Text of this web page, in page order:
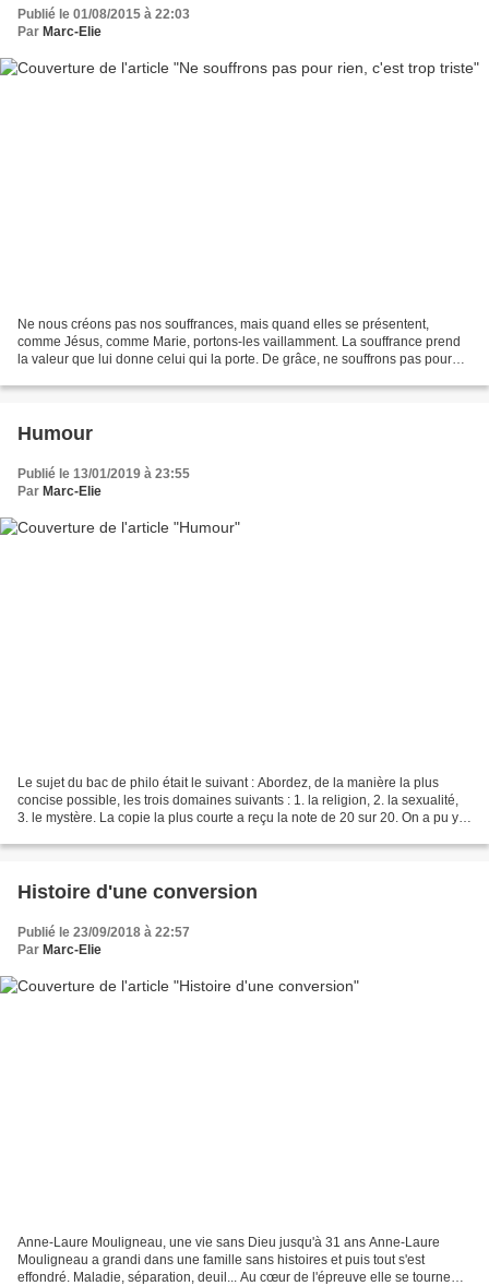
Publié le 01/08/2015 à 22:03
Par Marc-Elie
Ne nous créons pas nos souffrances, mais quand elles se présentent,
comme Jésus, comme Marie, portons-les vaillamment. La souffrance prend
la valeur que lui donne celui qui la porte. De grâce, ne souffrons pas pour
Humour
Publié le 13/01/2019 à 23:55
Par Marc-Elie
Le sujet du bac de philo était le suivant : Abordez, de la manière la plus
concise possible, les trois domaines suivants : 1. la religion, 2. la sexualité,
3. le mystère. La copie la plus courte a reçu la note de 20 sur 20. On a pu y
Histoire d'une conversion
Publié le 23/09/2018 à 22:57
Par Marc-Elie
Anne-Laure Mouligneau, une vie sans Dieu jusqu'à 31 ans Anne-Laure
Mouligneau a grandi dans une famille sans histoires et puis tout s'est
effondré. Maladie, séparation, deuil... Au cœur de l'épreuve elle se tourne